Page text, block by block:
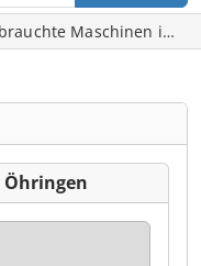
Maschinen in